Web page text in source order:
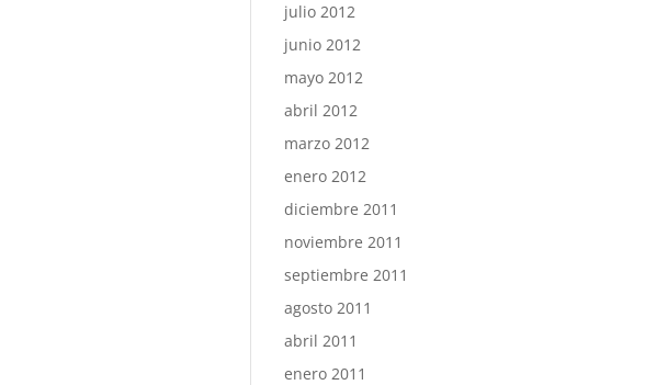
julio 2012
junio 2012
mayo 2012
abril 2012
marzo 2012
enero 2012
diciembre 2011
noviembre 2011
septiembre 2011
agosto 2011
abril 2011
enero 2011